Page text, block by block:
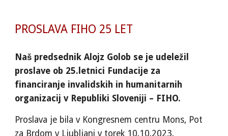
PROSLAVA FIHO 25 LET
Naš predsednik Alojz Golob se je udeležil
proslave ob 25.letnici Fundacije za
financiranje invalidskih in humanitarnih
organizacij v Republiki Sloveniji – FIHO.
Proslava je bila v Kongresnem centru Mons, Pot
za Brdom v Ljubljani v torek 10.10.2023.